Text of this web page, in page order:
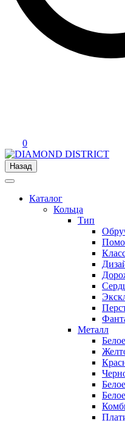
0
Назад
Каталог
Кольца
Тип
Металл